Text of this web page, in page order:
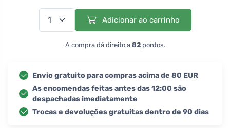
Adicionar ao carrinho
A compra dá direito a 82pontos.
Envio gratuito para compras acima de 80 EUR
As encomendas feitas antes das 12:00 são
despachadas imediatamente
Trocas e devoluções gratuitas dentro de 90 dias